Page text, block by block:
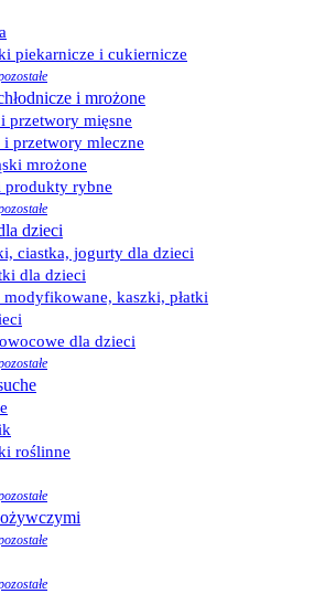
piekarnicze i cukiernicze
i mrożone
przetwory mięsne
przetwory mleczne
mrożone
produkty rybne
dzieci
ciastka, jogurty dla dzieci
dla dzieci
kaszki, płatki
dla dzieci
roślinne